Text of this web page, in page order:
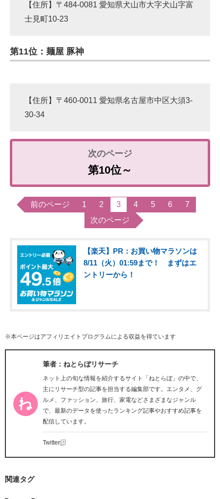
【住所】〒484-0081 愛知県犬山市大字犬山字富
士見町10-23
第11位：麺屋 豚神
【住所】〒460-0011 愛知県名古屋市中区大須3-
30-34
第10位～
前のページ 1 2 3 4 5 6
7
次のページ
【楽天】PR：お買い物マラソンは
8/11（火）01:59まで！ まずはエ
ントリーから！
※本ページはアフィリエイトプログラムによる収益を得ています
筆者：ねとらぼリサーチ
ネット上の旬な情報を紹介するサイト「ねとらぼ」の中で、
主にリサーチ型の記事を担当する編集部です。エンタメ、グ
ルメ、ファッション、旅行、家電などさまざまなジャンル
で、最新のデータを使ったランキング記事やおすすめ記事を
配信しています。
Twitter
関連タグ